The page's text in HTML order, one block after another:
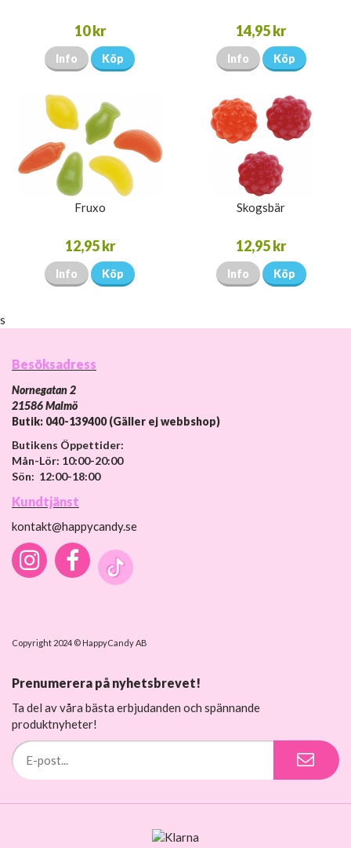
10 kr
Info Köp
14,95 kr
Info Köp
Fruxo
12,95 kr
Info Köp
Skogsbär
12,95 kr
Info Köp
s
Besöksadress
Nornegatan 2
21586 Malmö
Butik: 040-139400 (Gäller ej webbshop)
Butikens Öppettider:
Mån-Lör: 10:00-20:00
Sön: 12:00-18:00
Kundtjänst
kontakt@happycandy.se
Copyright 2024 © HappyCandy AB
Prenumerera på nyhetsbrevet!
Ta del av våra bästa erbjudanden och spännande
produktnyheter!